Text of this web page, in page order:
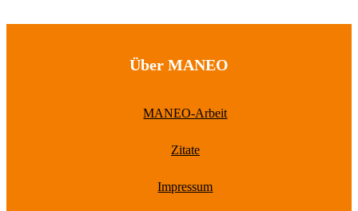
Über MANEO
MANEO-Arbeit
Zitate
Impressum